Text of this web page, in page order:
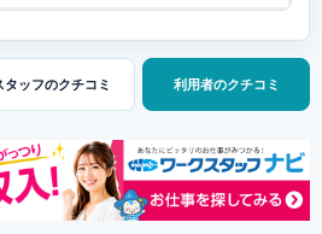
タッフのクチコミ 利用者のクチコミ